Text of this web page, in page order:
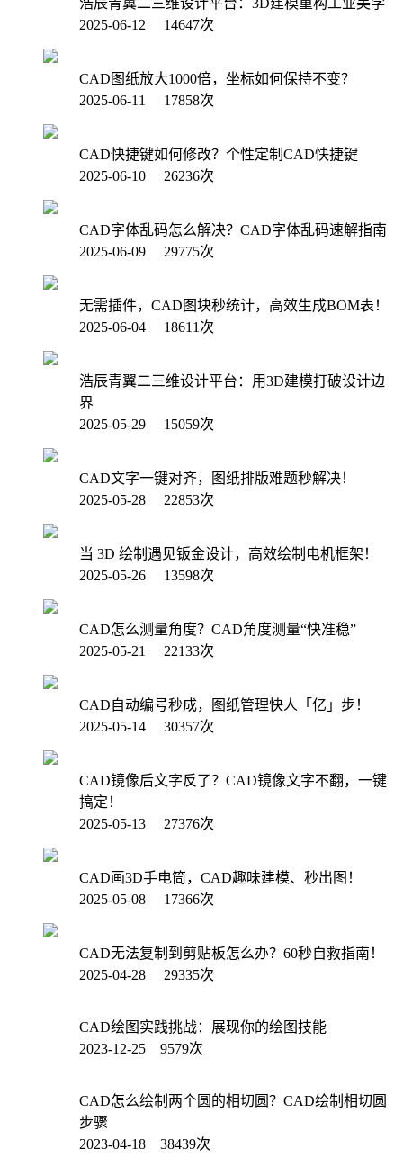
2025-06-12 14647次
CAD图纸放大1000倍，坐标如何保持不变？
2025-06-11 17858次
CAD快捷键如何修改？个性定制CAD快捷键
2025-06-10 26236次
CAD字体乱码怎么解决？CAD字体乱码速解指南
2025-06-09 29775次
无需插件，CAD图块秒统计，高效生成BOM表！
2025-06-04 18611次
浩辰青翼二三维设计平台：用3D建模打破设计边
界
2025-05-29 15059次
CAD文字一键对齐，图纸排版难题秒解决！
2025-05-28 22853次
当 3D 绘制遇见钣金设计，高效绘制电机框架！
2025-05-26 13598次
CAD怎么测量角度？CAD角度测量“快准稳”
2025-05-21 22133次
CAD自动编号秒成，图纸管理快人「亿」步！
2025-05-14 30357次
CAD镜像后文字反了？CAD镜像文字不翻，一键
搞定！
2025-05-13 27376次
CAD画3D手电筒，CAD趣味建模、秒出图！
2025-05-08 17366次
CAD无法复制到剪贴板怎么办？60秒自救指南！
2025-04-28 29335次
CAD绘图实践挑战：展现你的绘图技能
2023-12-25 9579次
CAD怎么绘制两个圆的相切圆？CAD绘制相切圆
步骤
2023-04-18 38439次